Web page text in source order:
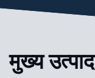
मुख्य उत्पाद